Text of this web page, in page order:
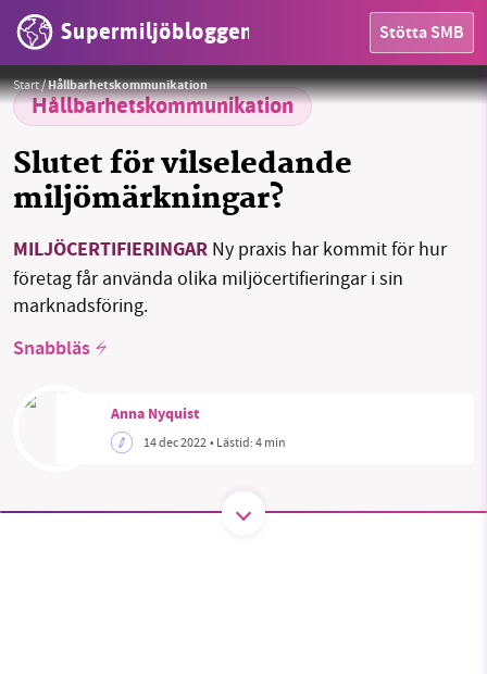
Supermiljöbloggen Stötta SMB
HEM
OMRÅDEN
MILJÖFAKTA
Sök
Threads
Start/Hållbarhetskommunikation
Hållbarhetskommunikation
Slutet för vilseledande
miljömärkningar?
MILJÖCERTIFIERINGAR Ny praxis har kommit för hur
företag får använda olika miljöcertifieringar i sin
marknadsföring.
Snabbläs
Anna Nyquist
14 dec 2022• Lästid:4 min
Foto:succo / Pixabay